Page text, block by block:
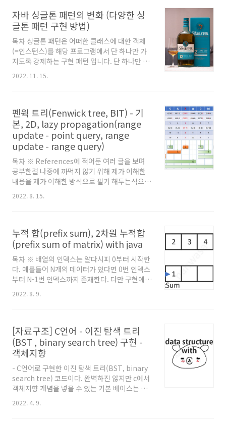
그래프가 안이뻐서 입니다. 틀린 내용 있을 시 댓
글로 알려주세요. 벡터의 외적 outer product,
cross product, vector product, 벡터곱. 기하
학의 사칙연산이라 불리는 CCW를 설명하기 위
한 사전 지식 입니다. 이하 bold 처리된 대문자
A,B
A,B 는 벡터를 뜻합니다. 3차원 공간에 대해 정
의된 벡터를 이용한 특정 연..
자바 싱글톤 패턴의 변화 (다양한 싱
글톤 패턴 구현 방법)
목차 싱글톤 패턴은 어떠한 클래스에 대한 객체
(=인스턴스)를 해당 프로그램에서 단 하나만 가
지도록 강제하는 구현 패턴 입니다. 단 하나만 있
지 않으면 문제가 생기거나, 하나만 있어도 문제
가 없을 때 사용하면 됩니다. 자바로 싱글톤 패턴
다. 주관적 견해도 들어가 있으므로 정답은 아닙
니다. 1. 가장 기초가 되는 구현 방법 class
ConnectionManager { private final static
ConnectionManager instance = new
ConnectionManager(); private
ConnectionManager() {} public static
ConnectionManager getI..
2022. 11. 15.
펜윅 트리(Fenwick tree, BIT) - 기
본, 2D, lazy propagation(range
update - point query, range
update - range query)
목차 ※ References에 적어둔 여러 글을 보며
공부한걸 나중에 까먹지 않기 위해 제가 이해한
내용을 제가 이해한 방식으로 필기 해두는식으로
적은 글 입니다. 그러니 개념을 더 제대로 살펴보
시려면 References의 잘써둔 글들을 참고해주
면 다른 분들은 훨씬 금방 이해하심. 틀린거 있으
면 알려주세요! ※ 용어 : 이하 글에서 구간합은
'A부터 B까지의 합', 누적합은 '1부터 N까지의
합', 누적합 알고리즘은 prefix sum 알고리즘을
뜻합니다. ※ 기본적으로 중간 중간에 있는 코드
예시는 c++, java 모두 통용되는 코드로 작성했
습니다. 어차피 구현이 간단한 부분들이므로 어
2022. 8. 15.
누적 합(prefix sum), 2차원 누적합
(prefix sum of matrix) with java
목차 ※ 배열의 인덱스는 알다시피 0부터 시작한
다. 예를들어 N개의 데이터가 있다면 0번 인덱스
부터 N-1번 인덱스까지 존재한다. 다만 구현에
있어 누적 합을 구현할 때는 인덱스 1번부터 사용
하는게 훨씬 편하다. 즉, N개의 데이터가 존재할
따라서 이하 글에서는 후자의 방식을 사용해 서
술한다. ※ 코드는 자바 기준으로 작성했지만, 어
려운 코드가 아니므로 다른 언어 사용자도 문제
없이 볼 수 있어요. 누적 합 (prefix sum) 1. 반복
문으로 구간 합을 구할때의 문제점 특정 구간의
합을 구하는 경우를 생각해보자. 예를들어 백준
의 구간 합 구하기 4 문제를 보자. 최대 10만개짜
리 배열에서, 최대 10만개의..
2022. 8. 9.
[자료구조] C언어 - 이진 탐색 트리
(BST , binary search tree) 구현 -
객체지향
- C언어로 구현한 이진 탐색 트리(BST, binary
search tree) 코드이다. 완벽하진 않지만 c에서
객체지향 개념을 넣을 수 있는 기본 베이스는 마
련해둔 코드이다. - 재귀를 사용한 버전과, 그렇
지 않은 버전 두 가지 종류가 함께 들어있다.(각각
2022. 4. 9.